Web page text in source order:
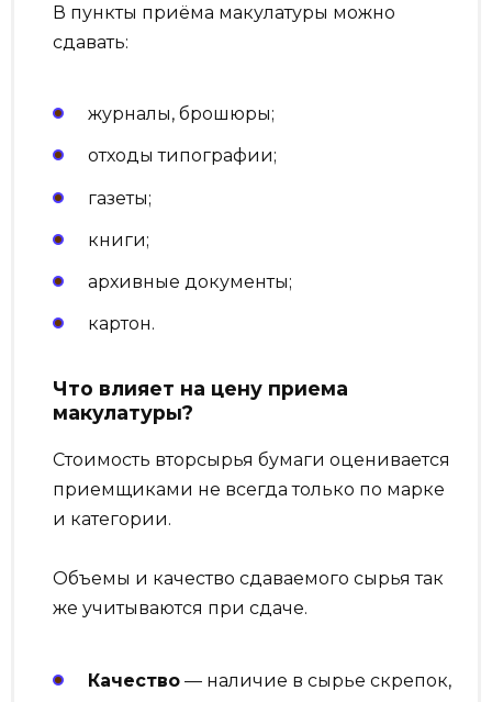
В пункты приёма макулатуры можно
сдавать:
журналы, брошюры;
отходы типографии;
газеты;
книги;
архивные документы;
картон.
Что влияет на цену приема
макулатуры?
Стоимость вторсырья бумаги оценивается
приемщиками не всегда только по марке
и категории.
Объемы и качество сдаваемого сырья так
же учитываются при сдаче.
Качество — наличие в сырье скрепок,